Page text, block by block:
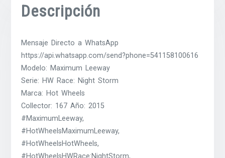
Descripción
Mensaje Directo a WhatsApp
https://api.whatsapp.com/send?phone=541158100616
Modelo: Maximum Leeway
Serie: HW Race: Night Storm
Marca: Hot Wheels
Collector: 167 Año: 2015
#MaximumLeeway,
#HotWheelsMaximumLeeway,
#HotWheelsHotWheels,